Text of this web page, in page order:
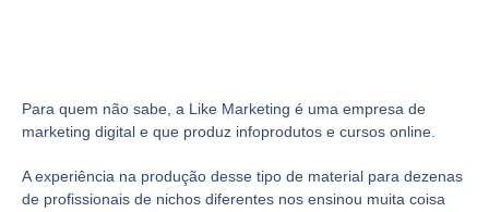
Para quem não sabe, a Like Marketing é uma empresa de
marketing digital e que produz infoprodutos e cursos online.
A experiência na produção desse tipo de material para dezenas
de profissionais de nichos diferentes nos ensinou muita coisa